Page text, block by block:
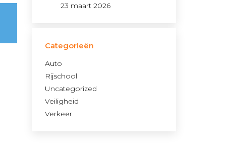
23 maart 2026
Categorieën
Auto
Rijschool
Uncategorized
Veiligheid
Verkeer